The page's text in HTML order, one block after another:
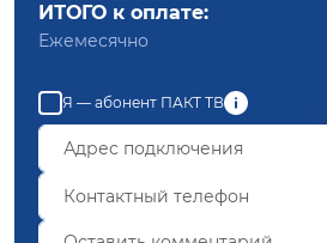
ИТОГО к оплате:
Ежемесячно
Я — абонент ПАКТ ТВ